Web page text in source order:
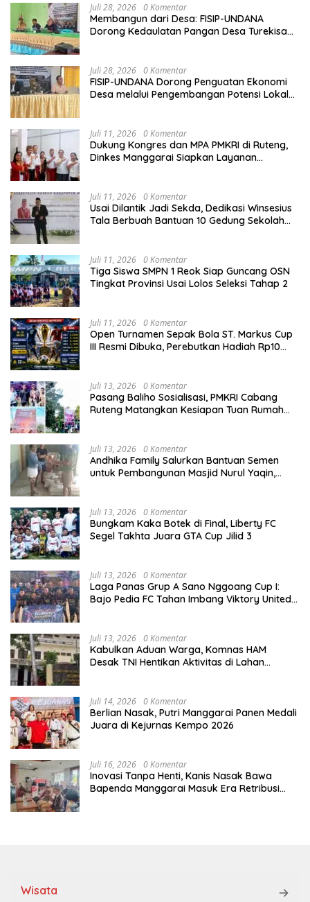
Juli 28, 2026 0 Komentar
Membangun dari Desa: FISIP-UNDANA
Dorong Kedaulatan Pangan Desa Turekisa
Juli 28, 2026 0 Komentar
FISIP-UNDANA Dorong Penguatan Ekonomi
Desa melalui Pengembangan Potensi Lokal
Juli 11, 2026 0 Komentar
Dukung Kongres dan MPA PMKRI di Ruteng,
Dinkes Manggarai Siapkan Layanan
Juli 11, 2026 0 Komentar
Usai Dilantik Jadi Sekda, Dedikasi Winsesius
Tala Berbuah Bantuan 10 Gedung Sekolah
Juli 11, 2026 0 Komentar
Tiga Siswa SMPN 1 Reok Siap Guncang OSN
Tingkat Provinsi Usai Lolos Seleksi Tahap 2
Juli 11, 2026 0 Komentar
Open Turnamen Sepak Bola ST. Markus Cup
III Resmi Dibuka, Perebutkan Hadiah Rp10
Juli 13, 2026 0 Komentar
Pasang Baliho Sosialisasi, PMKRI Cabang
Ruteng Matangkan Kesiapan Tuan Rumah
Juli 13, 2026 0 Komentar
Andhika Family Salurkan Bantuan Semen
untuk Pembangunan Masjid Nurul Yaqin,
Juli 13, 2026 0 Komentar
Bungkam Kaka Botek di Final, Liberty FC
Segel Takhta Juara GTA Cup Jilid 3
Juli 13, 2026 0 Komentar
Laga Panas Grup A Sano Nggoang Cup I:
Bajo Pedia FC Tahan Imbang Viktory United
Juli 13, 2026 0 Komentar
Kabulkan Aduan Warga, Komnas HAM
Desak TNI Hentikan Aktivitas di Lahan
Juli 14, 2026 0 Komentar
Berlian Nasak, Putri Manggarai Panen Medali
Juara di Kejurnas Kempo 2026
Juli 16, 2026 0 Komentar
Inovasi Tanpa Henti, Kanis Nasak Bawa
Bapenda Manggarai Masuk Era Retribusi
Wisata